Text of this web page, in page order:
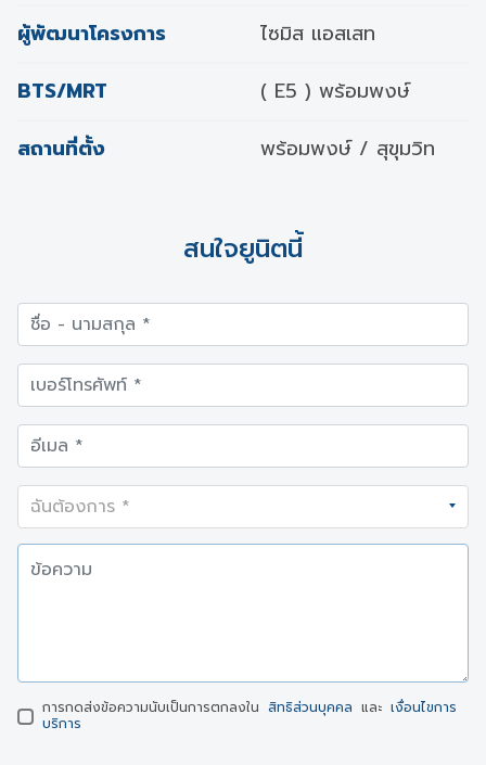
ผู้พัฒนาโครงการ
ไซมิส แอสเสท
BTS/MRT
( E5 ) พร้อมพงษ์
สถานที่ตั้ง
พร้อมพงษ์ / สุขุมวิท
สนใจยูนิตนี้
การกดส่งข้อความนับเป็นการตกลงใน สิทธิส่วนบุคคล และ เงื่อนไขการ
บริการ